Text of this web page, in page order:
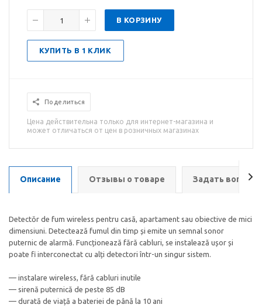
В КОРЗИНУ
КУПИТЬ В 1 КЛИК
Поделиться
Цена действительна только для интернет-магазина и
может отличаться от цен в розничных магазинах
Описание Отзывы о товаре Задать вопрос
Detectŏr de fum wireless pentru casă, apartament sau obiective de mici
dimensiuni. Detectează fumul din timp și emite un semnal sonor
puternic de alarmă. Funcționează fără cabluri, se instalează ușor și
poate fi interconectat cu alți detectori într-un singur sistem.
— instalare wireless, fără cabluri inutile
— sirenă puternică de peste 85 dB
— durată de viață a bateriei de până la 10 ani